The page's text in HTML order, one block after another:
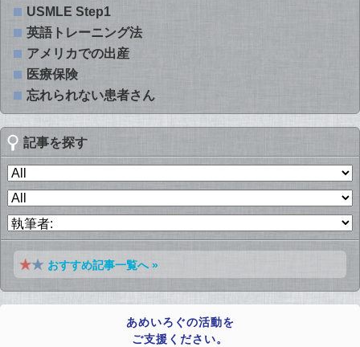
USMLE Step1
英語トレーニング法
アメリカでの出産
医療保険
忘れられない患者さん
記事を探す
おすすめ記事一覧へ »
あめいろぐの活動を
ご支援ください。